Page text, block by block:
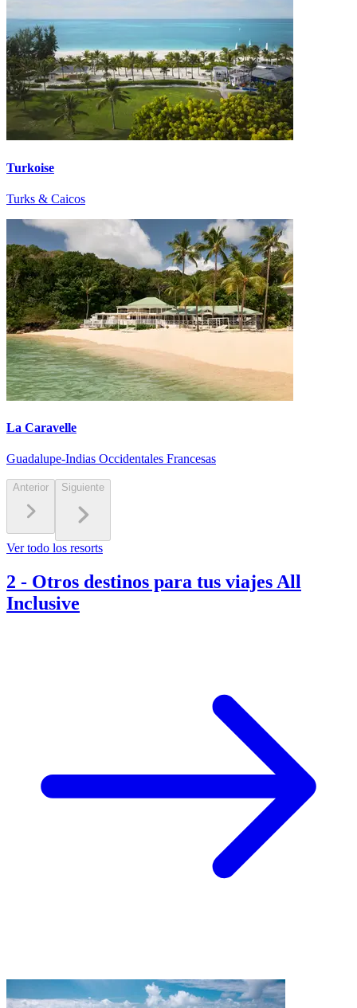
Turkoise
Turks & Caicos
La Caravelle
Guadalupe-Indias Occidentales Francesas
Anterior Siguiente
Ver todo los resorts
2 - Otros destinos para tus viajes All
Inclusive